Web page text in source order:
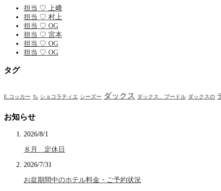
担当 ♡ 上﨑
担当 ♡ 村上
担当 ♡ OG
担当 ♡ 宮本
担当 ♡ OG
担当 ♡ OG
タグ
E.コッカー ち ショコラティエ シーズー ダックス ダックス、プードル ダックスの
お知らせ
2026/8/1
８月 定休日
2026/7/31
お盆期間中のホテル料金・ご予約状況